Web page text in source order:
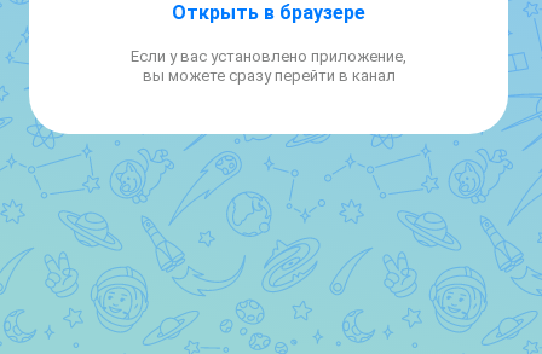
«Пресечена противоправная деятельность
1988 годов рождения, планировавших по
России», — говорится в сообщении.
Открыть в браузере
Если у вас установлено приложение,
вы можете сразу перейти в канал